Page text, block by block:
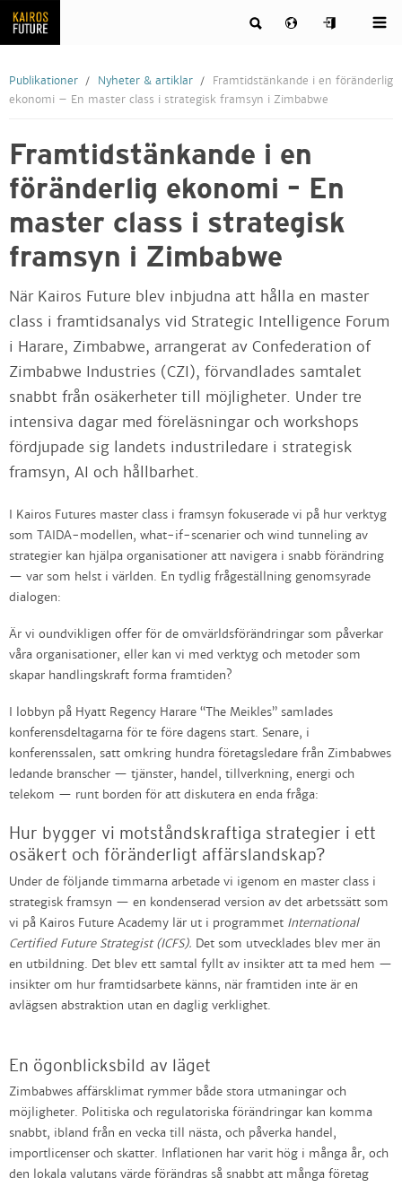
Publikationer Nyheter & artiklar
Framtidstänkande i en föränderlig
ekonomi – En master class i strategisk framsyn i Zimbabwe
Framtidstänkande i en
föränderlig ekonomi – En
master class i strategisk
framsyn i Zimbabwe
När Kairos Future blev inbjudna att hålla en master
class i framtidsanalys vid Strategic Intelligence Forum
i Harare, Zimbabwe, arrangerat av Confederation of
Zimbabwe Industries (CZI), förvandlades samtalet
snabbt från osäkerheter till möjligheter. Under tre
intensiva dagar med föreläsningar och workshops
fördjupade sig landets industriledare i strategisk
framsyn, AI och hållbarhet.
I Kairos Futures master class i framsyn fokuserade vi på hur verktyg
som TAIDA-modellen, what-if-scenarier och wind tunneling av
strategier kan hjälpa organisationer att navigera i snabb förändring
— var som helst i världen. En tydlig frågeställning genomsyrade
dialogen:
Är vi oundvikligen offer för de omvärldsförändringar som påverkar
våra organisationer, eller kan vi med verktyg och metoder som
skapar handlingskraft forma framtiden?
I lobbyn på Hyatt Regency Harare “The Meikles” samlades
konferensdeltagarna för te före dagens start. Senare, i
konferenssalen, satt omkring hundra företagsledare från Zimbabwes
ledande branscher — tjänster, handel, tillverkning, energi och
telekom — runt borden för att diskutera en enda fråga:
Hur bygger vi motståndskraftiga strategier i ett
osäkert och föränderligt affärslandskap?
Under de följande timmarna arbetade vi igenom en master class i
strategisk framsyn — en kondenserad version av det arbetssätt som
vi på Kairos Future Academy lär ut i programmet International
Certified Future Strategist (ICFS). Det som utvecklades blev mer än
en utbildning. Det blev ett samtal fyllt av insikter att ta med hem —
insikter om hur framtidsarbete känns, när framtiden inte är en
avlägsen abstraktion utan en daglig verklighet.
En ögonblicksbild av läget
Zimbabwes affärsklimat rymmer både stora utmaningar och
möjligheter. Politiska och regulatoriska förändringar kan komma
snabbt, ibland från en vecka till nästa, och påverka handel,
importlicenser och skatter. Inflationen har varit hög i många år, och
den lokala valutans värde förändras så snabbt att många företag